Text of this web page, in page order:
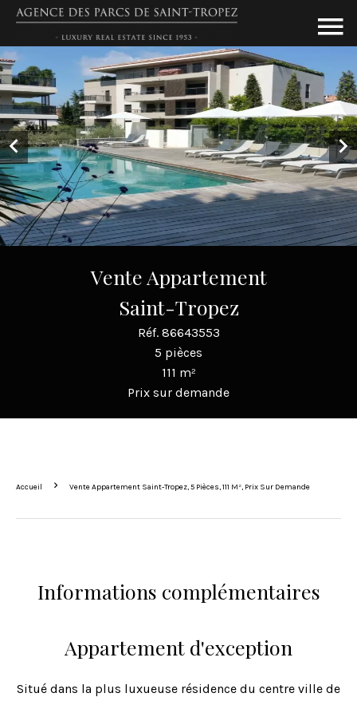
Vente Appartement
Saint-Tropez
Réf. 86643553
5 pièces
111 m²
Prix sur demande
Accueil Vente Appartement Saint-Tropez, 5 Pièces, 111 M², Prix Sur Demande
Informations complémentaires
Appartement d'exception
Situé dans la plus luxueuse résidence du centre ville de